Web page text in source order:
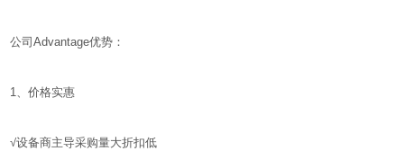
公司Advantage优势：
1、价格实惠
√设备商主导采购量大折扣低